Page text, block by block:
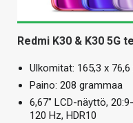
Redmi K30 & K30 5G
Ulkomitat: 165,3 x
Paino: 208 grammaa
6,67″ LCD-näyttö,
120 Hz, HDR10